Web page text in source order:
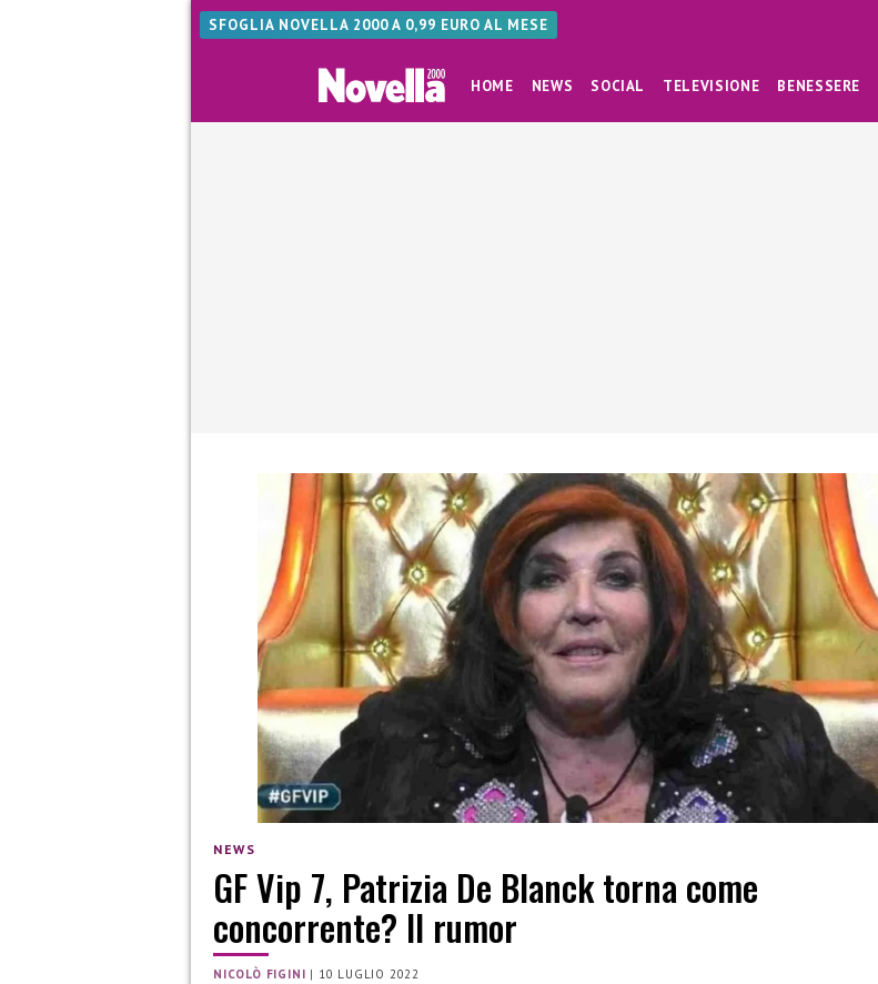
SFOGLIA NOVELLA 2000 A 0,99 EURO AL MESE
HOME NEWS SOCIAL TELEVISIONE BENESSERE
NEWS
GF Vip 7, Patrizia De Blanck torna come
concorrente? Il rumor
NICOLÒ FIGINI | 10 LUGLIO 2022